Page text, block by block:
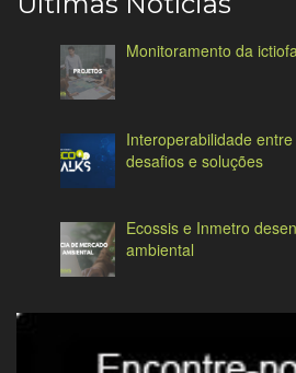
Monitoramento da
Interoperabilidade
desafios e soluções
Ecossis e Inmetro
ambiental